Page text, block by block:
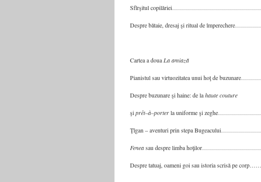
Sfîrşitul
Despre bătaie, dresaj şi ritual de
Cartea a doua La amiază
Pianistul sau virtuozitatea unui hoţ de
Despre buzunare şi haine: de lahaute couture
şiprêt–à–porterla uniforme şi
Ţîgan – aventuri prin stepa
Feneasau despre limba
Despre tatuaj, oameni goi sau istoria scrisă pe